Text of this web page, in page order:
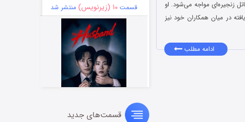
زنجیره‌ای مواجه می‌شود. او
در میان همکاران خود نیز
ادامه مطلب
قسمت۱۰ (زیرنویس) منتشر شد
شوهر
قسمت‌های جدید